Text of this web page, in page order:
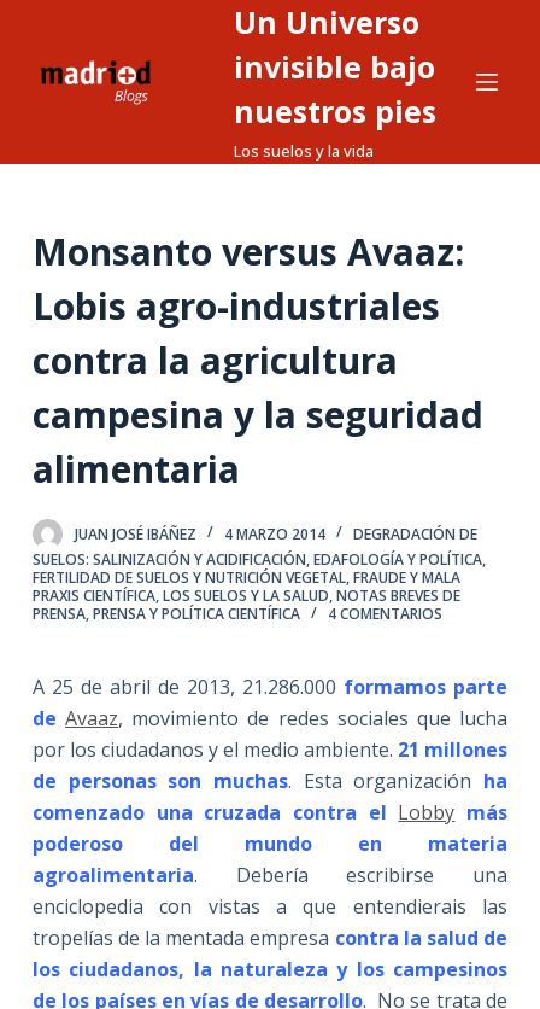
o
Un Universo
invisible bajo
nuestros pies
Los suelos y la vida
Monsanto versus Avaaz:
Lobis agro-industriales
contra la agricultura
campesina y la seguridad
alimentaria
JUAN JOSÉ IBÁÑEZ 4 MARZO 2014
DEGRADACIÓN DE
SUELOS: SALINIZACIÓN Y ACIDIFICACIÓN,EDAFOLOGÍA Y POLÍTICA,
FERTILIDAD DE SUELOS Y NUTRICIÓN VEGETAL,FRAUDE Y MALA
PRAXIS CIENTÍFICA,LOS SUELOS Y LA SALUD,NOTAS BREVES DE
PRENSA,PRENSA Y POLÍTICA CIENTÍFICA 4 COMENTARIOS
A 25 de abril de 2013, 21.286.000 formamos parte
de Avaaz, movimiento de redes sociales que lucha
por los ciudadanos y el medio ambiente. 21 millones
de personas son muchas. Esta organización ha
comenzado una cruzada contra el Lobby más
poderoso del mundo en materia
agroalimentaria. Debería escribirse una
enciclopedia con vistas a que entendierais las
tropelías de la mentada empresa contra la salud de
los ciudadanos, la naturaleza y los campesinos
de los países en vías de desarrollo. No se trata de